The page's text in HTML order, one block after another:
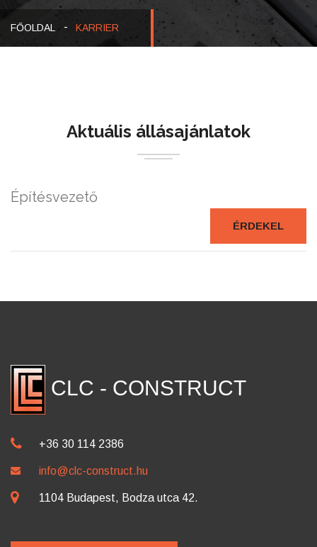
FŐOLDAL KARRIER
Aktuális állásajánlatok
Építésvezető
ÉRDEKEL
CLC - CONSTRUCT
+36 30 114 2386
info@clc-construct.hu
1104 Budapest, Bodza utca 42.